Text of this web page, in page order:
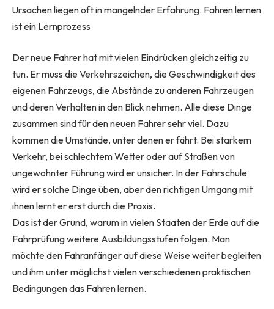
Ursachen liegen oft in mangelnder Erfahrung. Fahren lernen
ist ein Lernprozess
Der neue Fahrer hat mit vielen Eindrücken gleichzeitig zu
tun. Er muss die Verkehrszeichen, die Geschwindigkeit des
eigenen Fahrzeugs, die Abstände zu anderen Fahrzeugen
und deren Verhalten in den Blick nehmen. Alle diese Dinge
zusammen sind für den neuen Fahrer sehr viel. Dazu
kommen die Umstände, unter denen er fährt. Bei starkem
Verkehr, bei schlechtem Wetter oder auf Straßen von
ungewohnter Führung wird er unsicher. In der Fahrschule
wird er solche Dinge üben, aber den richtigen Umgang mit
ihnen lernt er erst durch die Praxis.
Das ist der Grund, warum in vielen Staaten der Erde auf die
Fahrprüfung weitere Ausbildungsstufen folgen. Man
möchte den Fahranfänger auf diese Weise weiter begleiten
und ihm unter möglichst vielen verschiedenen praktischen
Bedingungen das Fahren lernen.